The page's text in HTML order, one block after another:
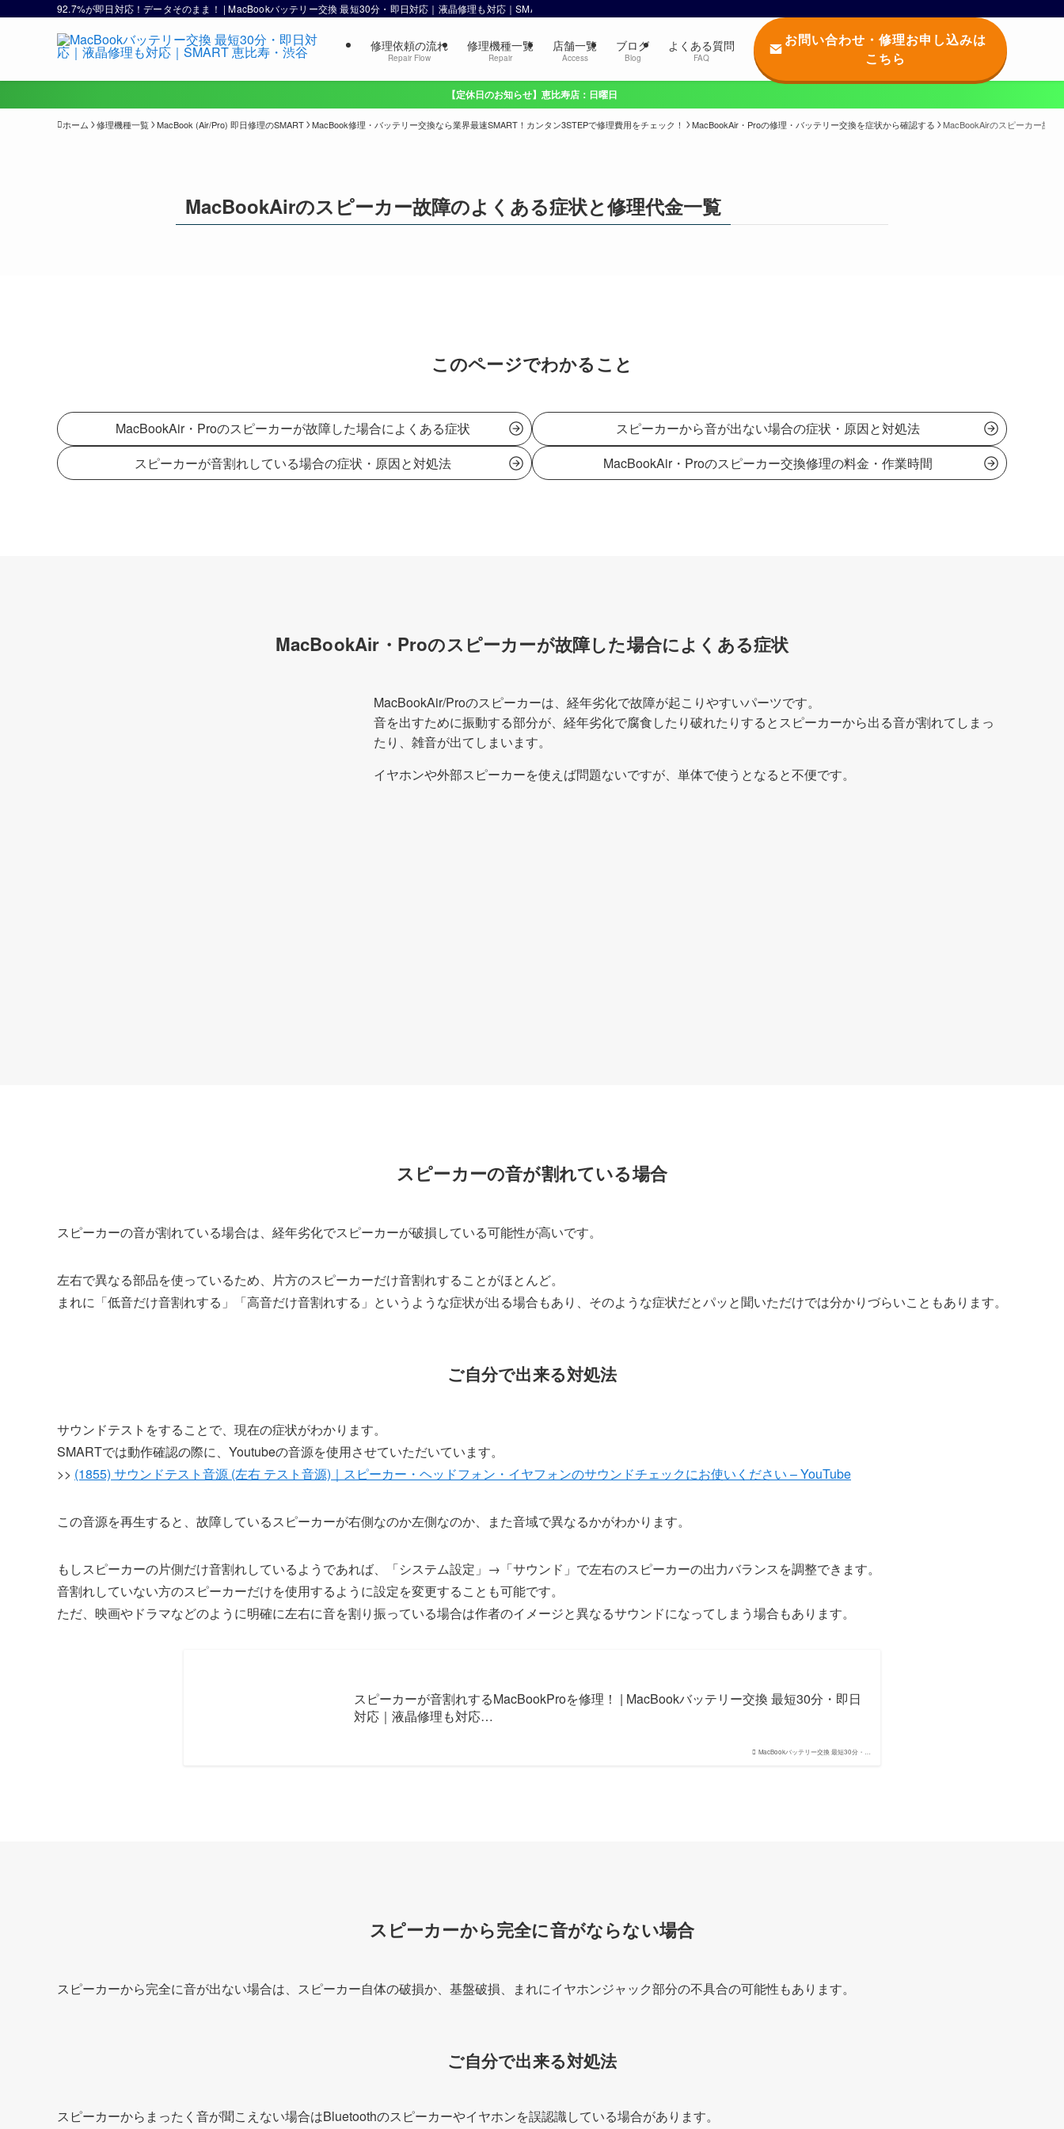
92.7%が即日対応！データそのまま！ | MacBookバッテリー交換 最短30分・即日対応｜液晶修理も対応｜SMART 恵比寿・渋谷
修理依頼の流れ
Repair Flow
修理機種一覧
Repair
店舗一覧
Access
ブログ
Blog
よくある質問
FAQ
お問い合わせ・修理お申し込みは
こちら
【定休日のお知らせ】恵比寿店：日曜日
ホーム 修理機種一覧 MacBook (Air/Pro) 即日修理のSMART MacBook修理・バッテリー交換なら業界最速SMART！カンタン3STEPで修理費用をチェック！ MacBookAir・Proの修理・バッテリー交換を症状から確認する MacBookAirのスピーカー故
MacBookAirのスピーカー故障のよくある症状と修理代金一覧
このページでわかること
MacBookAir・Proのスピーカーが故障した場合によくある症状
スピーカーが音割れしている場合の症状・原因と対処法
スピーカーから音が出ない場合の症状・原因と対処法
MacBookAir・Proのスピーカー交換修理の料金・作業時間
MacBookAir・Proのスピーカーが故障した場合によくある症状
MacBookAir/Proのスピーカーは、経年劣化で故障が起こりやすいパーツです。
音を出すために振動する部分が、経年劣化で腐食したり破れたりするとスピーカーから出る音が割れてしまっ
たり、雑音が出てしまいます。
イヤホンや外部スピーカーを使えば問題ないですが、単体で使うとなると不便です。
スピーカーの音が割れている場合
スピーカーの音が割れている場合は、経年劣化でスピーカーが破損している可能性が高いです。
左右で異なる部品を使っているため、片方のスピーカーだけ音割れすることがほとんど。
まれに「低音だけ音割れする」「高音だけ音割れする」というような症状が出る場合もあり、そのような症状だとパッと聞いただけでは分かりづらいこともあります。
ご自分で出来る対処法
サウンドテストをすることで、現在の症状がわかります。
SMARTでは動作確認の際に、Youtubeの音源を使用させていただいています。
>> (1855) サウンドテスト音源 (左右 テスト音源)｜スピーカー・ヘッドフォン・イヤフォンのサウンドチェックにお使いください – YouTube
この音源を再生すると、故障しているスピーカーが右側なのか左側なのか、また音域で異なるかがわかります。
もしスピーカーの片側だけ音割れしているようであれば、「システム設定」→「サウンド」で左右のスピーカーの出力バランスを調整できます。
音割れしていない方のスピーカーだけを使用するように設定を変更することも可能です。
ただ、映画やドラマなどのように明確に左右に音を割り振っている場合は作者のイメージと異なるサウンドになってしまう場合もあります。
MacBookバッテリー交換 最短30分・…
スピーカーが音割れするMacBookProを修理！ | MacBookバッテリー交換 最短30分・即日
対応｜液晶修理も対応…
スピーカーから完全に音がならない場合
スピーカーから完全に音が出ない場合は、スピーカー自体の破損か、基盤破損、まれにイヤホンジャック部分の不具合の可能性もあります。
ご自分で出来る対処法
スピーカーからまったく音が聞こえない場合はBluetoothのスピーカーやイヤホンを誤認識している場合があります。